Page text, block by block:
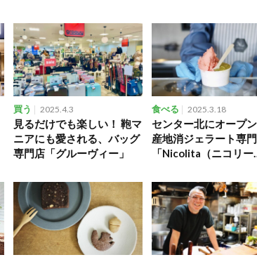
買う 2025.4.3
見るだけでも楽しい！ 鞄マ
ニアにも愛される、バッグ
専門店「グルーヴィー」
食べる 2025.3.18
センター北にオープ
産地消ジェラート専
「Nicolita（ニコリー